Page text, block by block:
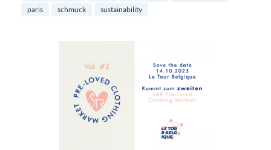
paris
schmuck sustainability